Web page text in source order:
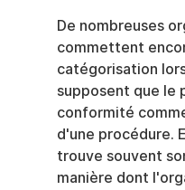
De nombreuses
commettent
catégorisation
supposent que le
conformité
d'une procédure.
trouve souvent
manière dont